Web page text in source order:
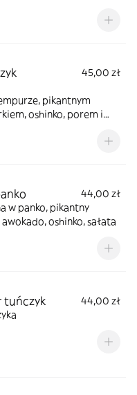
45,00 zł
pikantnym
oshinko, porem i
44,00 zł
w panko, pikantny
oshinko, sałata
tuńczyk
44,00 zł